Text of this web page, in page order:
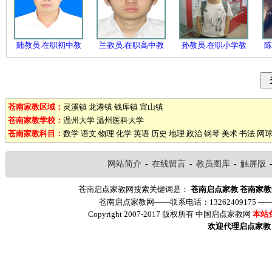
陆教员.在职初中教 兰教员.在职高中教 孙教员.在职小学教
苍南家教区域： 灵溪镇 龙港镇 钱库镇 宜山镇
苍南家教学校： 温州大学 温州医科大学
苍南家教科目： 数学 语文 物理 化学 英语 历史 地理 政治 钢琴 美术 书法 网球
网站简介 - 在线留言 - 教员图库 - 触屏版
苍南启点家教网搜索关键词是： 苍南启点家教 苍南家
苍南启点家教网——联系电话：13262409175
Copyright 2007-2017 版权所有 中国启点家教网 本站
欢迎代理启点家